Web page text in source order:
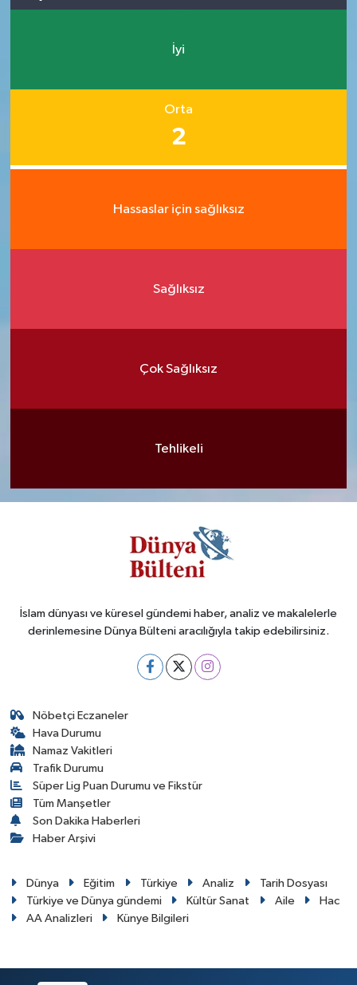
İyi
Orta
2
Hassaslar için sağlıksız
Sağlıksız
Çok Sağlıksız
Tehlikeli
İslam dünyası ve küresel gündemi haber, analiz ve makalelerle
derinlemesine Dünya Bülteni aracılığıyla takip edebilirsiniz.
Nöbetçi Eczaneler
Hava Durumu
Namaz Vakitleri
Trafik Durumu
Süper Lig Puan Durumu ve Fikstür
Tüm Manşetler
Son Dakika Haberleri
Haber Arşivi
Dünya Eğitim Türkiye Analiz
Tarih Dosyası
Türkiye ve Dünya gündemi
Kültür Sanat Aile
Hac
AA Analizleri
Künye Bilgileri